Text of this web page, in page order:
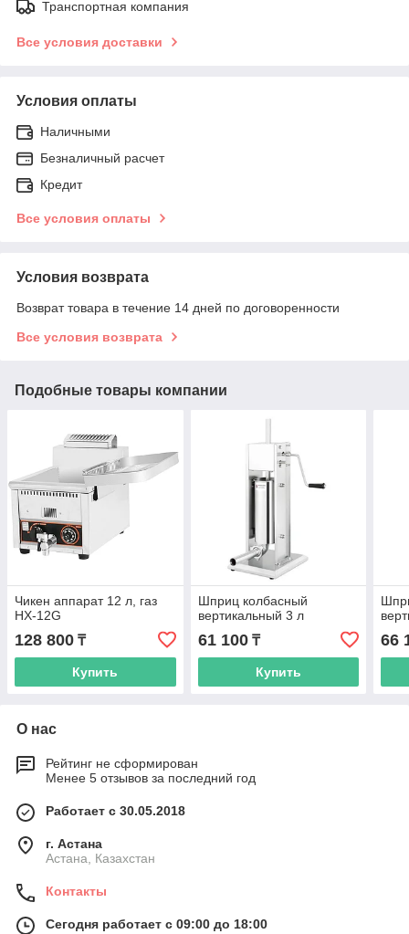
Транспортная компания
Все условия доставки
Условия оплаты
Наличными
Безналичный расчет
Кредит
Все условия оплаты
Условия возврата
Возврат товара в течение 14 дней по договоренности
Все условия возврата
Подобные товары компании
Чикен аппарат 12 л, газ
HX-12G
128 800 ₸
Купить
Шприц колбасный
вертикальный 3 л
61 100₸
Купить
66
О нас
Рейтинг не сформирован
Менее 5 отзывов за последний год
Работает с 30.05.2018
г. Астана
Астана, Казахстан
Контакты
Сегодня работает с 09:00 до 18:00